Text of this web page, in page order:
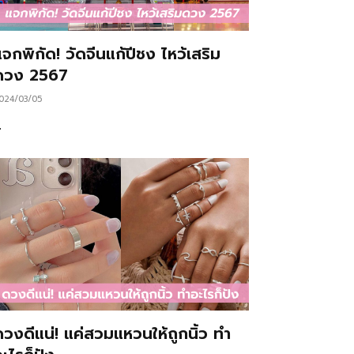
กพิกัด! วัดจีนแก้ปีชง ไหว้เสริม
ง 2567
03/05
งดีแน่! แค่สวมแหวนให้ถูกนิ้ว ทำ